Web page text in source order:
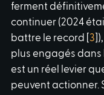
ferment
continuer (2024
battre le record [ 3
plus engagés
est un réel levier
peuvent actionner.